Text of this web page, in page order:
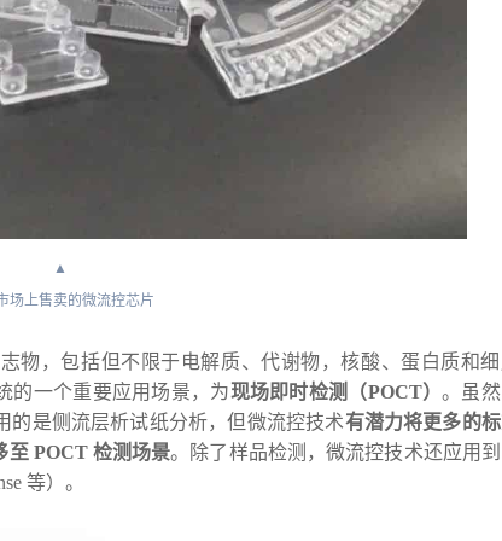
▲
场上售卖的微流控芯片
物，包括但不限于电解质、代谢物，核酸、蛋白质和
的一个重要应用场景，为现场即时检测（POCT）。虽然
的是侧流层析试纸分析，但微流控技术有潜力将更多的
至 POCT 检测场景。除了样品检测，微流控技术还应用到
等）。